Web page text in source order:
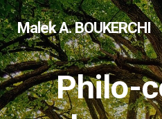
Malek A. BOUKERCHI
Philo-